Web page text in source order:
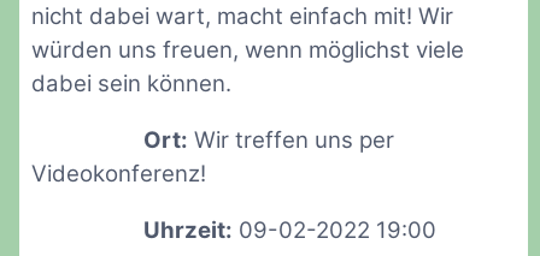
nicht dabei wart, macht einfach mit! Wir
würden uns freuen, wenn möglichst viele
dabei sein können.
Ort: Wir treffen uns per
Videokonferenz!
Uhrzeit: 09-02-2022 19:00